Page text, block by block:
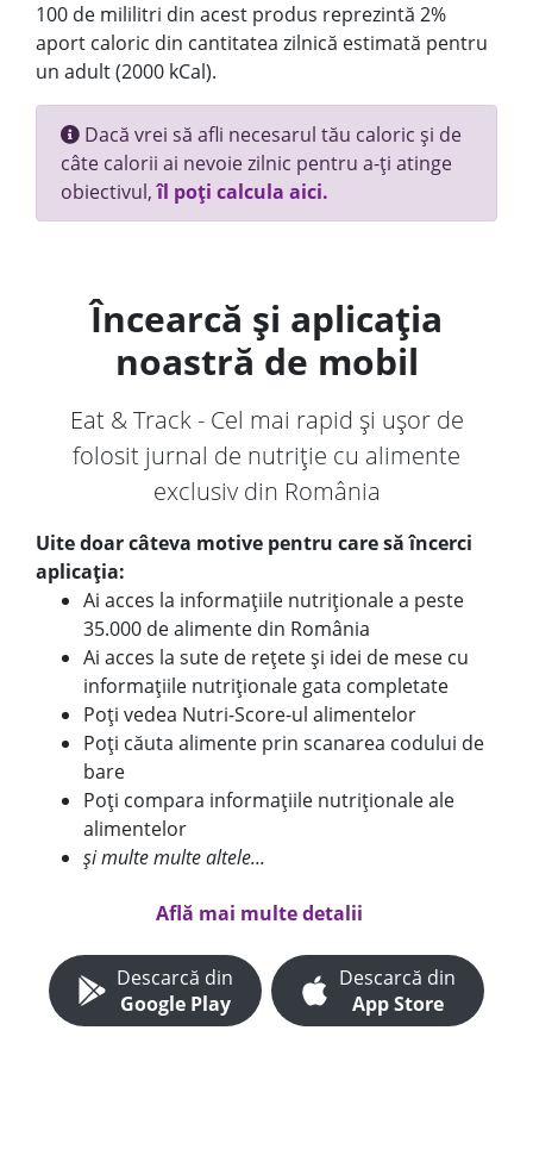
100 de mililitri din acest produs reprezintă 2%
aport caloric din cantitatea zilnică estimată pentru
un adult (2000 kCal).
Dacă vrei să afli necesarul tău caloric și de
câte calorii ai nevoie zilnic pentru a-ți atinge
obiectivul,îl poți calcula aici.
Încearcă și aplicația
noastră de mobil
Eat & Track - Cel mai rapid și ușor de
folosit jurnal de nutriție cu alimente
exclusiv din România
Uite doar câteva motive pentru care să încerci
aplicația:
Ai acces la informațiile nutriționale a peste
35.000 de alimente din România
Ai acces la sute de rețete și idei de mese cu
informațiile nutriționale gata completate
Poți vedea Nutri-Score-ul alimentelor
Poți căuta alimente prin scanarea codului de
bare
Poți compara informațiile nutriționale ale
alimentelor
și multe multe altele...
Află mai multe detalii
Descarcă din
Google Play
Descarcă din
App Store